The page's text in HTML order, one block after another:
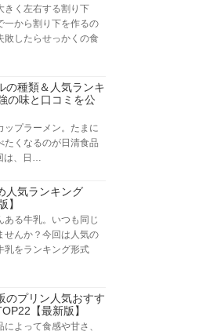
きく左右する割り下
一から割り下を作るの
敗したらせっかくの食
の種類＆人気ランキ
の味と口コミを公
ップラーメン。たまに
たくなるのが日清食品
は、日…
人気ランキング
】
ある牛乳。いつも同じ
せんか？今回は人気の
乳をランキング形式
のプリン人気おすす
【最新版】
よって食感や甘さ、